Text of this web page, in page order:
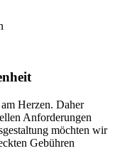
Herzen. Daher
Anforderungen
möchten wir
Gebühren